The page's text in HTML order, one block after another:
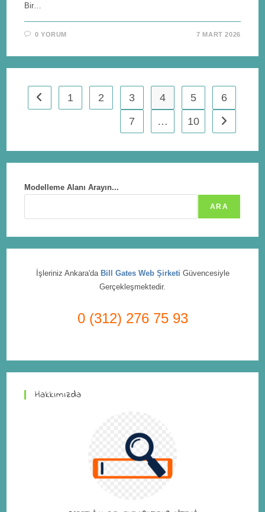
Bir…
0 YORUM 7 MART 2026
1 2 3 4 5
6
7
… 10
Modelleme Alanı Arayın...
ARA
İşleriniz Ankara'da Bill Gates Web Şirketi Güvencesiyle
Gerçekleşmektedir.
0 (312) 276 75 93
Hakkımızda